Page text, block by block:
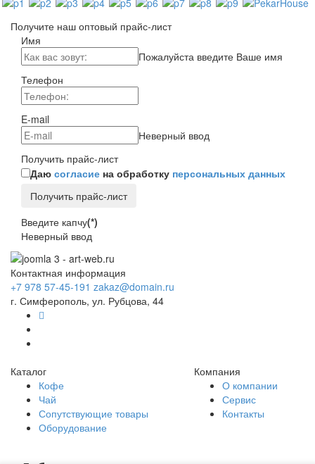
Получите наш оптовый прайс-лист
Имя
Пожалуйста введите Ваше имя
Телефон
E-mail
Неверный ввод
Получить прайс-лист
Даю согласие на обработку персональных данных
Получить прайс-лист
Введите капчу(*)
Неверный ввод
Контактная информация
+7 978 57-45-191 zakaz@domain.ru
г. Симферополь, ул. Рубцова, 44
Каталог
Кофе
Чай
Сопутствующие товары
Оборудование
Компания
О компании
Сервис
Контакты